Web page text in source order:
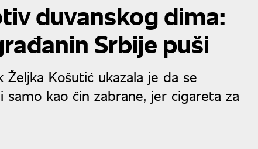
duvanskog dima:
Srbije puši
Košutić ukazala je da se
kao čin zabrane, jer cigareta za